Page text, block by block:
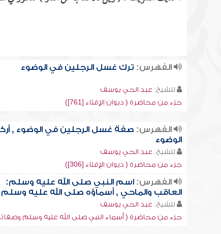
الفهرس: ترك غسل الرجلين في الوضوء
للشيخ: عبد الحي يوسف
جزء من محاضرة ( ديوان الإفتاء [761])
الفهرس: صفة غسل الرجلين في الوضوء ,
الوضوء
للشيخ: عبد الحي يوسف
جزء من محاضرة ( ديوان الإفتاء [306])
الفهرس:اسم النبي صلى الله عليه وسلم:
العاقب والماحي , أسماؤه صلى الله عليه وسلم
للشيخ: عبد الحي يوسف
جزء من محاضرة ( أسماء النبي صلى الله عليه وسلم